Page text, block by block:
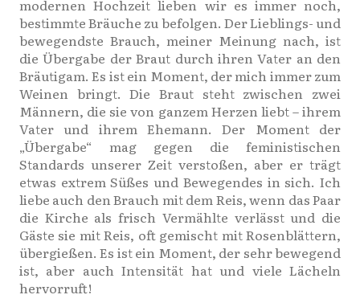
modernen Hochzeit lieben wir es immer noch,
bestimmte Bräuche zu befolgen. Der Lieblings- und
bewegendste Brauch, meiner Meinung nach, ist
die Übergabe der Braut durch ihren Vater an den
Bräutigam. Es ist ein Moment, der mich immer zum
Weinen bringt. Die Braut steht zwischen zwei
Männern, die sie von ganzem Herzen liebt – ihrem
Vater und ihrem Ehemann. Der Moment der
„Übergabe“ mag gegen die feministischen
Standards unserer Zeit verstoßen, aber er trägt
etwas extrem Süßes und Bewegendes in sich. Ich
liebe auch den Brauch mit dem Reis, wenn das Paar
die Kirche als frisch Vermählte verlässt und die
Gäste sie mit Reis, oft gemischt mit Rosenblättern,
übergießen. Es ist ein Moment, der sehr bewegend
ist, aber auch Intensität hat und viele Lächeln
hervorruft!